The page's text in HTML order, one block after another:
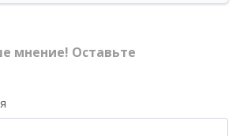
мнение! Оставьте